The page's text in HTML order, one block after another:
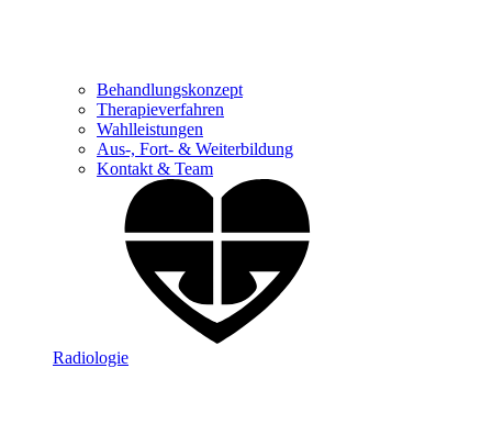
Behandlungskonzept
Therapieverfahren
Wahlleistungen
Aus-, Fort- & Weiterbildung
Kontakt & Team
Radiologie